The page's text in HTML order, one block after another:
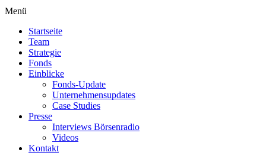
Menü
Startseite
Team
Strategie
Fonds
Einblicke
Fonds-Update
Unternehmensupdates
Case Studies
Presse
Interviews Börsenradio
Videos
Kontakt